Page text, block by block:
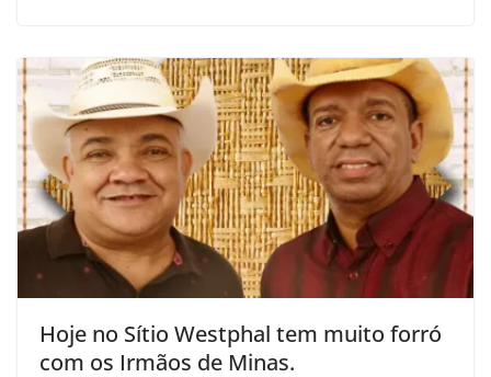
Hoje no Sítio Westphal tem muito forró
com os Irmãos de Minas.